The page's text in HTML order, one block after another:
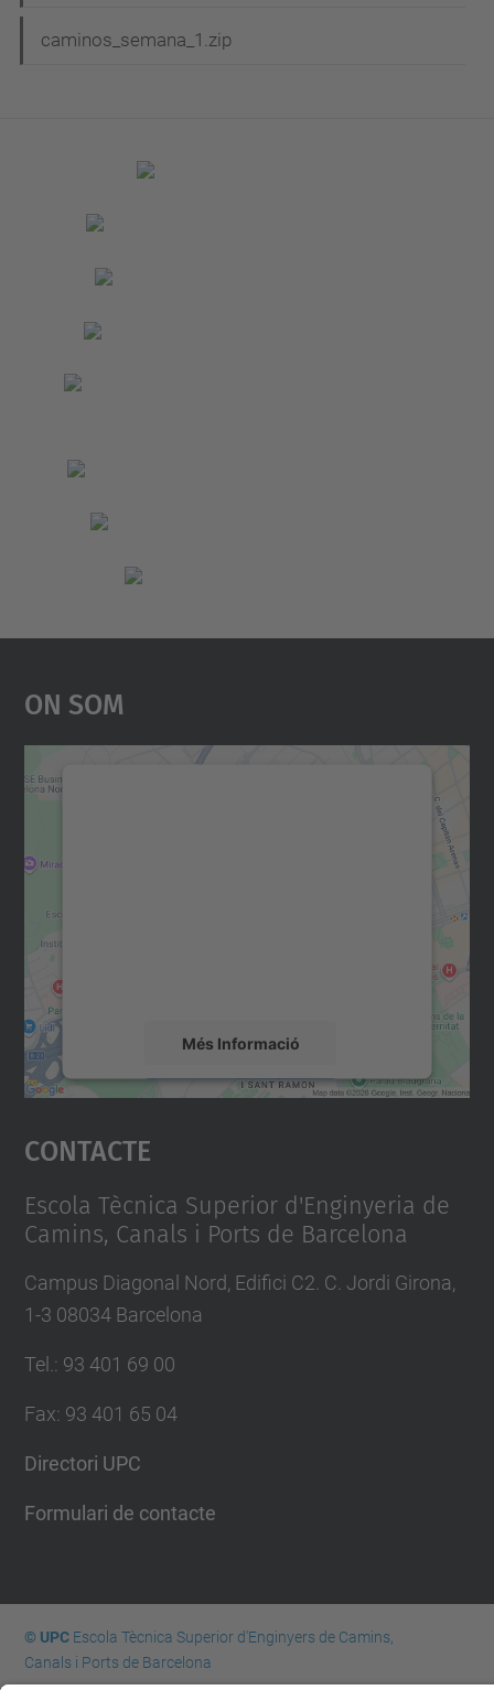
caminos_semana_1.zip
On Som
Més Informació
Accepta
powered by
Contacte
Escola Tècnica Superior d'Enginyeria de
Camins, Canals i Ports de Barcelona
Campus Diagonal Nord, Edifici C2. C. Jordi Girona,
1-3 08034 Barcelona
Tel. : 93 401 69 00
Fax: 93 401 65 04
Directori UPC
Formulari de contacte
© UPCEscola Tècnica Superior d'Enginyers de Camins,
Canals i Ports de Barcelona